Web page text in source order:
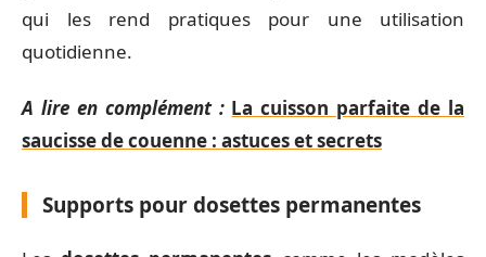
qui les rend pratiques pour une utilisation
quotidienne.
A lire en complément : La cuisson parfaite de la
saucisse de couenne : astuces et secrets
Supports pour dosettes permanentes